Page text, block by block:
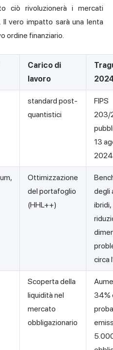
ciò rivoluzionerà i mercati
Il vero impatto sarà una lenta
ordine finanziario.
Carico di
lavoro
standard post-
quantistici
FIPS
203/
13
2024
Ottimizzazione
del portafoglio
(HHL++)
degli
ibridi,
circa
Scoperta della
liquidità nel
mercato
obbligazionario
34%